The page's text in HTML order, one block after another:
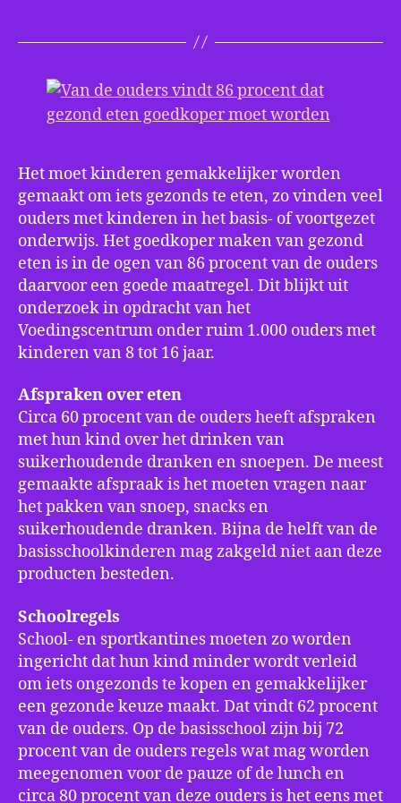
Het moet kinderen gemakkelijker worden
gemaakt om iets gezonds te eten, zo vinden veel
ouders met kinderen in het basis- of voortgezet
onderwijs. Het goedkoper maken van gezond
eten is in de ogen van 86 procent van de ouders
daarvoor een goede maatregel. Dit blijkt uit
onderzoek in opdracht van het
Voedingscentrum onder ruim 1.000 ouders met
kinderen van 8 tot 16 jaar.
Afspraken over eten
Circa 60 procent van de ouders heeft afspraken
met hun kind over het drinken van
suikerhoudende dranken en snoepen. De meest
gemaakte afspraak is het moeten vragen naar
het pakken van snoep, snacks en
suikerhoudende dranken. Bijna de helft van de
basisschoolkinderen mag zakgeld niet aan deze
producten besteden.
Schoolregels
School- en sportkantines moeten zo worden
ingericht dat hun kind minder wordt verleid
om iets ongezonds te kopen en gemakkelijker
een gezonde keuze maakt. Dat vindt 62 procent
van de ouders. Op de basisschool zijn bij 72
procent van de ouders regels wat mag worden
meegenomen voor de pauze of de lunch en
circa 80 procent van deze ouders is het eens met